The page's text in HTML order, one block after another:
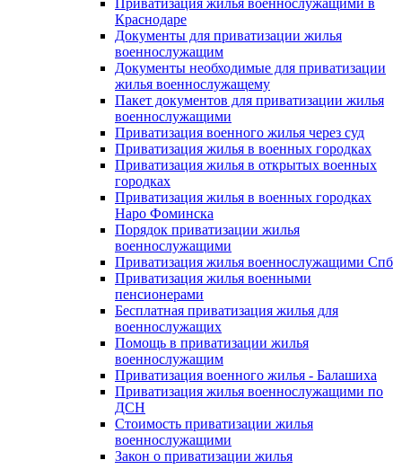
Приватизация жилья военнослужащими в
Краснодаре
Документы для приватизации жилья
военнослужащим
Документы необходимые для приватизации
жилья военнослужащему
Пакет документов для приватизации жилья
военнослужащими
Приватизация военного жилья через суд
Приватизация жилья в военных городках
Приватизация жилья в открытых военных
городках
Приватизация жилья в военных городках
Наро Фоминска
Порядок приватизации жилья
военнослужащими
Приватизация жилья военнослужащими Спб
Приватизация жилья военными
пенсионерами
Бесплатная приватизация жилья для
военнослужащих
Помощь в приватизации жилья
военнослужащим
Приватизация военного жилья - Балашиха
Приватизация жилья военнослужащими по
ДСН
Стоимость приватизации жилья
военнослужащими
Закон о приватизации жилья